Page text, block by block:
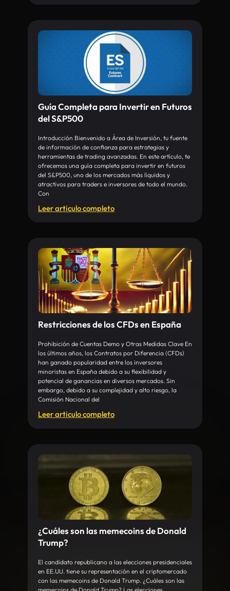
Guía Completa para Invertir en Futuros
del S&P500
Introducción Bienvenido a Área de Inversión, tu fuente
de información de confianza para estrategias y
herramientas de trading avanzadas. En este artículo, te
ofrecemos una guía completa para invertir en futuros
del S&P500, uno de los mercados más líquidos y
atractivos para traders e inversores de todo el mundo.
Con
Leer articulo completo
Restricciones de los CFDs en España
Prohibición de Cuentas Demo y Otras Medidas Clave En
los últimos años, los Contratos por Diferencia (CFDs)
han ganado popularidad entre los inversores
minoristas en España debido a su flexibilidad y
potencial de ganancias en diversos mercados. Sin
embargo, debido a su complejidad y alto riesgo, la
Comisión Nacional del
Leer articulo completo
¿Cuáles son las memecoins de Donald
Trump?
El candidato republicano a las elecciones presidenciales
en EE.UU. tiene su representación en el criptomercado
con las memecoins de Donald Trump. ¿Cuáles son las